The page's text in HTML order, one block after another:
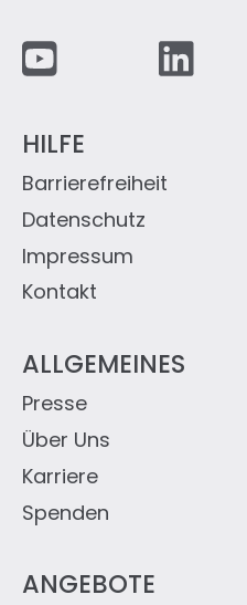
Fußzeile
ANGEBOTE
ALLGEMEINES
Spenden
Karriere
Über Uns
Presse
HILFE
Kontakt
Impressum
Datenschutz
Barrierefreiheit